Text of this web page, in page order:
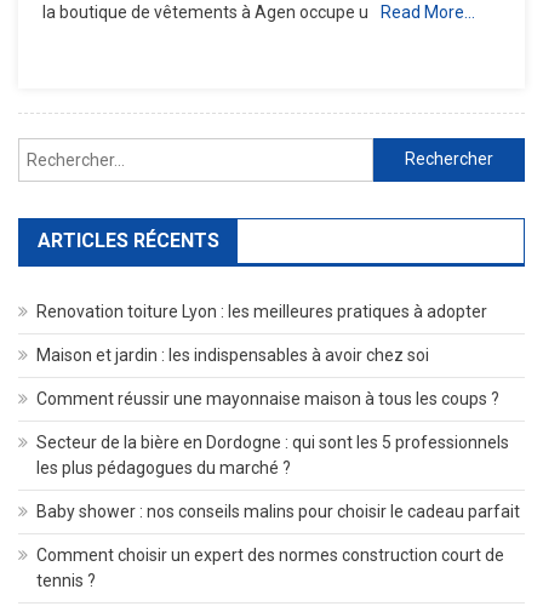
À
Le
Lèche-
Le
Local
la boutique de vêtements à Agen occupe u
Read More…
Rechercher :
ARTICLES RÉCENTS
Renovation toiture Lyon : les meilleures pratiques à adopter
Maison et jardin : les indispensables à avoir chez soi
Comment réussir une mayonnaise maison à tous les coups ?
Secteur de la bière en Dordogne : qui sont les 5 professionnels
les plus pédagogues du marché ?
Baby shower : nos conseils malins pour choisir le cadeau parfait
Comment choisir un expert des normes construction court de
tennis ?